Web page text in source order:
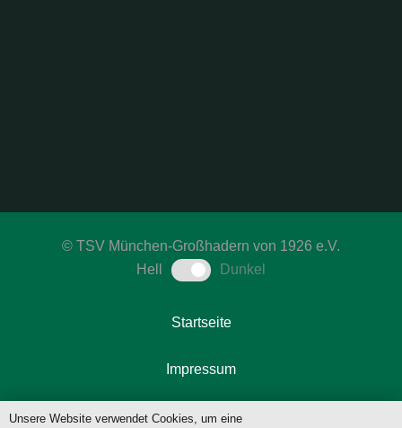
© TSV München-Großhadern von 1926 e.V.
Hell
Dunkel
Startseite
Impressum
Datenschutzerklärung
Unsere Website verwendet Cookies, um eine